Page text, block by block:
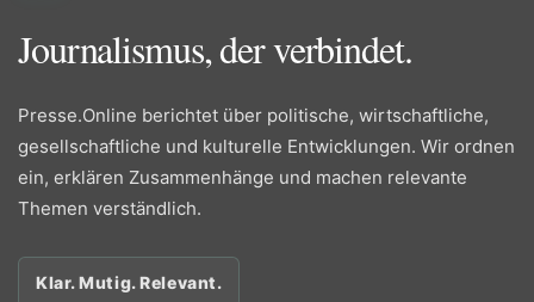
Journalismus, der verbindet.
Presse.Online berichtet über politische, wirtschaftliche,
gesellschaftliche und kulturelle Entwicklungen. Wir ordnen
ein, erklären Zusammenhänge und machen relevante
Themen verständlich.
Klar. Mutig. Relevant.